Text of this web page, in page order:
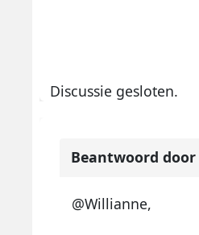
Discussie gesloten.
Beantwoord door
@Willianne,